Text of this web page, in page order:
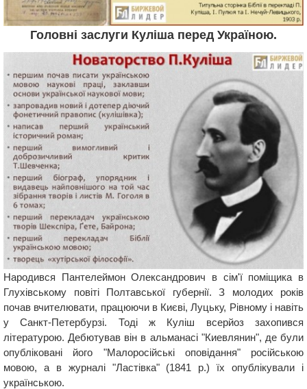
Головні заслуги Куліша перед Україною.
Народився Пантелеймон Олександрович в сім'ї поміщика в
Глухівському повіті Полтавської губернії. З молодих років
почав вчителювати, працюючи в Києві, Луцьку, Рівному і навіть
у Санкт-Петербурзі. Тоді ж Куліш всерйоз захопився
літературою. Дебютував він в альманасі "Киевлянин", де були
опубліковані його "Малоросійські оповідання" російською
мовою, а в журналі "Ластiвка" (1841 р.) їх опублікували і
українською.